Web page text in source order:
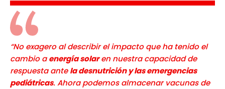
“No exagero al describir el impacto que ha tenido el
cambio aenergía solaren nuestra capacidad de
respuesta antela desnutrición y las emergencias
pediátricas. Ahora podemos almacenar vacunas de